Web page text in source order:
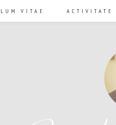
VITAE ACTIVITATE